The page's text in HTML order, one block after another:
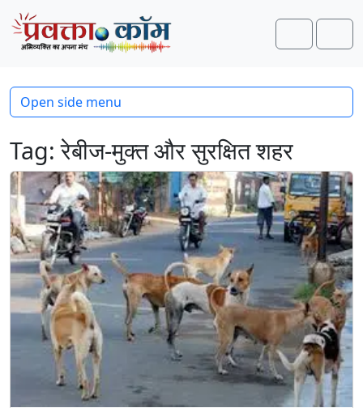
Skip to content
Skip to footer
Search
Tag:रेबीज-मुक्त और सुरक्षित शहर
Open side menu